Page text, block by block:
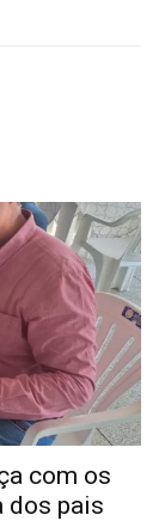
com os
dos pais